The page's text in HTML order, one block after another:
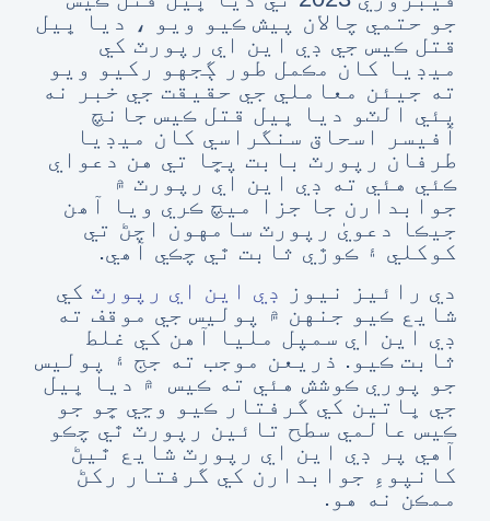
جو حتمي چالان پيش ڪيو ويو ، ديا ڀيل
قتل ڪيس جي ڊي اين اي رپورٽ کي
ميڊيا کان مڪمل طور ڳجهو رکيو ويو
ته جيئن معاملي جي حقيقت جي خبر نه
پئي الٽو ديا ڀيل قتل ڪيس جانچ
آفيسر اسحاق سنگراسي کان ميڊيا
طرفان رپورٽ بابت پڇا تي هن دعواي
ڪئي هئي ته ڊي اين اي رپورٽ ۾
جوابدارن جا جزا ميچ ڪري ويا آھن
جيڪا دعويٰ رپورٽ سامهون اچڻ تي
کوکلي ۽ ڪوڙي ثابت ٿي چڪي آھي.
دي رائيز نيوز ڊي اين اي رپورٽ کي
شايع ڪيو جنهن ۾ پوليس جي موقف ته
ڊي اين اي سمپل مليا آهن کي غلط
ثابت ڪيو. ذريعن موجب ته جج ۽ پوليس
جو پوري ڪوشش هئي ته ڪيس ۾ ديا ڀيل
جي ڀاتين کي گرفتار ڪيو وڃي ڇو جو
ڪيس عالمي سطح تائين رپورٽ ٿي چڪو
آهي پر ڊي اين اي رپورٽ شايع ٿيڻ
کانپوءِ جوابدارن کي گرفتار رکڻ
ممڪن نه هو.